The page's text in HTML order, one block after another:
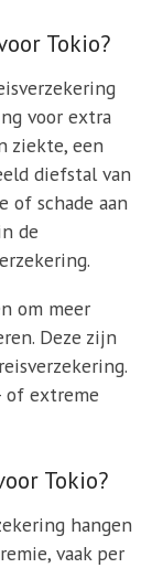
Tokio?
voor extra
ziekte, een
diefstal van
of schade aan
de
om meer
Deze zijn
of extreme
Tokio?
hangen
vaak per